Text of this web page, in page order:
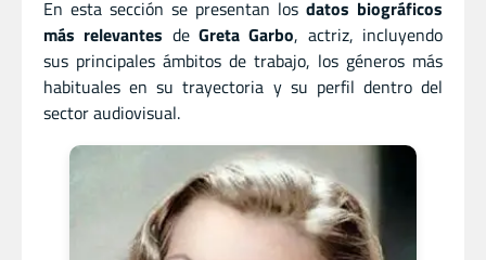
En esta sección se presentan los datos biográficos
más relevantes deGreta Garbo, actriz, incluyendo
sus principales ámbitos de trabajo, los géneros más
habituales en su trayectoria y su perfil dentro del
sector audiovisual.